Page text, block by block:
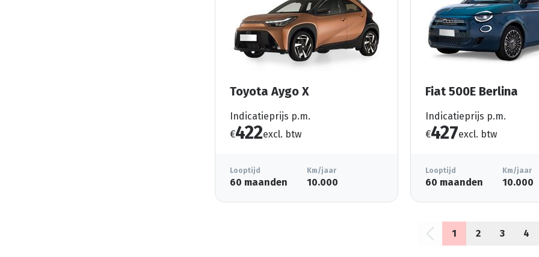
Toyota Aygo X
Indicatieprijs p.m.
€422excl. btw
Looptijd
60 maanden
Km/jaar
10.000
Fiat 500E Berlina
Indicatieprijs p.m.
€427excl. btw
Looptijd
60 maanden
Km/jaar
10.000
1 2 3 4